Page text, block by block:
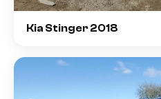
Kia Stinger 2018